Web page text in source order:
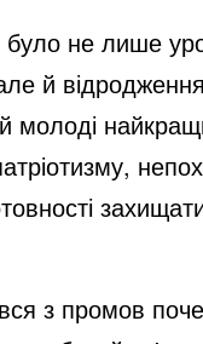
не лише
й відродження
молоді
з промов